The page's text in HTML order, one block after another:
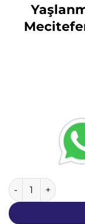
Yaşlanma